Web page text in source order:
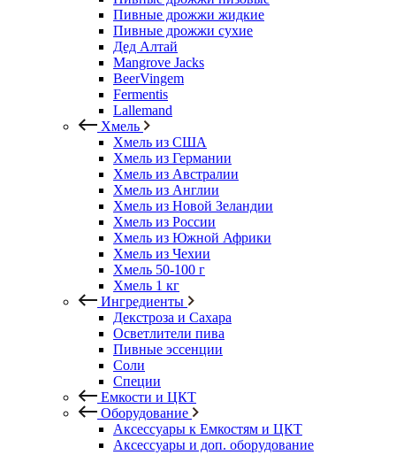
Пивные дрожжи жидкие
Пивные дрожжи сухие
Дед Алтай
Mangrove Jacks
BeerVingem
Fermentis
Lallemand
Хмель
Хмель из США
Хмель из Германии
Хмель из Австралии
Хмель из Англии
Хмель из Новой Зеландии
Хмель из России
Хмель из Южной Африки
Хмель из Чехии
Хмель 50-100 г
Хмель 1 кг
Ингредиенты
Декстроза и Сахара
Осветлители пива
Пивные эссенции
Соли
Специи
Емкости и ЦКТ
Оборудование
Аксессуары к Емкостям и ЦКТ
Аксессуары и доп. оборудование